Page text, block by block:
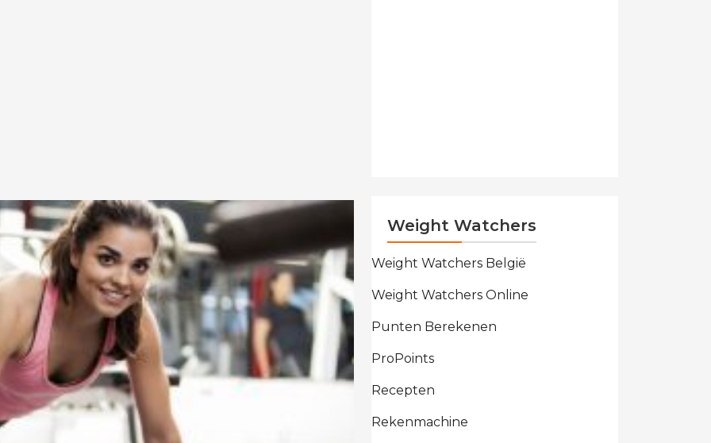
Weight Watchers
Weight Watchers België
Weight Watchers Online
Punten Berekenen
ProPoints
Recepten
Rekenmachine